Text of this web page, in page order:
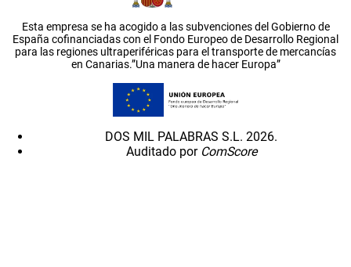
Esta empresa se ha acogido a las subvenciones del Gobierno de
España cofinanciadas con el Fondo Europeo de Desarrollo Regional
para las regiones ultraperiféricas para el transporte de mercancías
en Canarias.”Una manera de hacer Europa”
DOS MIL PALABRAS S.L. 2026.
Auditado por ComScore